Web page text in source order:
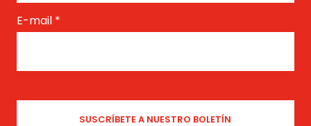
E-mail *